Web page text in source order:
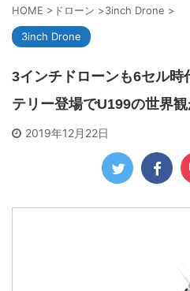
HOME > ドローン >3inch Drone >
3inch Drone
3インチドローンも6セル時
テリー登場でU199の世界
2019年12月22日